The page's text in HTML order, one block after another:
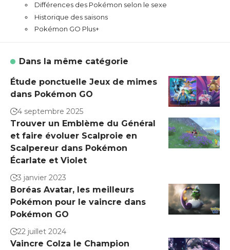
Différences des Pokémon selon le sexe
Historique des saisons
Pokémon GO Plus+
Dans la même catégorie
Étude ponctuelle Jeux de mimes
dans Pokémon GO
4 septembre 2025
Trouver un Emblème du Général
et faire évoluer Scalproie en
Scalpereur dans Pokémon
Écarlate et Violet
3 janvier 2023
Boréas Avatar, les meilleurs
Pokémon pour le vaincre dans
Pokémon GO
22 juillet 2024
Vaincre Colza le Champion